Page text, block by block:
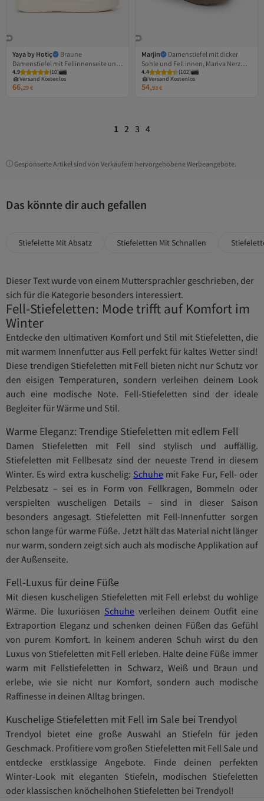
Yaya by Hotiç
Braune
Damenstiefel mit Fellinnenseite und
Klettverschluss und hoher Sohle
4.9 (10)
Versand Kostenlos
Gratis Versand
Versand Kostenlos
66,29€
Marjin
Damenstiefel mit dicker
Sohle und Fell innen, Mariva Nerz
Wildleder
4.4 (102)
Versand Kostenlos
Gratis Versand
Versand Kostenlos
54,93€
1 2 3 4
Gesponserte Artikel sind von Verkäufern hervorgehobene Werbeangebote.
Das könnte dir auch gefallen
Stiefelette Mit Absatz Stiefeletten Mit Schnallen
Dieser Text wurde von einem Muttersprachler geschrieben, der
sich für die Kategorie besonders interessiert.
Fell-Stiefeletten: Mode trifft auf Komfort im
Winter
Entdecke den ultimativen Komfort und Stil mit Stiefeletten, die
mit warmem Innenfutter aus Fell perfekt für kaltes Wetter sind!
Diese trendigen Stiefeletten mit Fell bieten nicht nur Schutz vor
den eisigen Temperaturen, sondern verleihen deinem Look
auch eine modische Note. Fell-Stiefeletten sind der ideale
Begleiter für Wärme und Stil.
Warme Eleganz: Trendige Stiefeletten mit edlem Fell
Damen Stiefeletten mit Fell sind stylisch und auffällig.
Stiefeletten mit Fellbesatz sind der neueste Trend in diesem
Winter. Es wird extra kuschelig: Schuhe mit Fake Fur, Fell- oder
Pelzbesatz – sei es in Form von Fellkragen, Bommeln oder
verspielten wuscheligen Details – sind in dieser Saison
besonders angesagt. Stiefeletten mit Fell-Innenfutter sorgen
schon lange für warme Füße. Jetzt hält das Material nicht länger
nur warm, sondern zeigt sich auch als modische Applikation auf
der Außenseite.
Fell-Luxus für deine Füße
Mit diesen kuscheligen Stiefeletten mit Fell erlebst du wohlige
Wärme. Die luxuriösen Schuhe verleihen deinem Outfit eine
Extraportion Eleganz und schenken deinen Füßen das Gefühl
von purem Komfort. In keinem anderen Schuh wirst du den
Luxus von Stiefeletten mit Fell erleben. Halte deine Füße immer
warm mit Fellstiefeletten in Schwarz, Weiß und Braun und
erlebe, wie sie nicht nur Komfort, sondern auch modische
Raffinesse in deinen Alltag bringen.
Kuschelige Stiefeletten mit Fell im Sale bei Trendyol
Trendyol bietet eine große Auswahl an Stiefeln für jeden
Geschmack. Profitiere vom großen Stiefeletten mit Fell Sale und
entdecke erstklassige Angebote. Finde deinen perfekten
Winter-Look mit eleganten Stiefeln, modischen Stiefeletten
oder klassischen knöchelhohen Stiefeletten bei Trendyol!